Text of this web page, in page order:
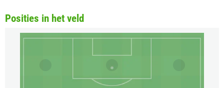
Posities in het veld